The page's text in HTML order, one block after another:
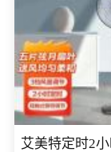
艾美特定时2